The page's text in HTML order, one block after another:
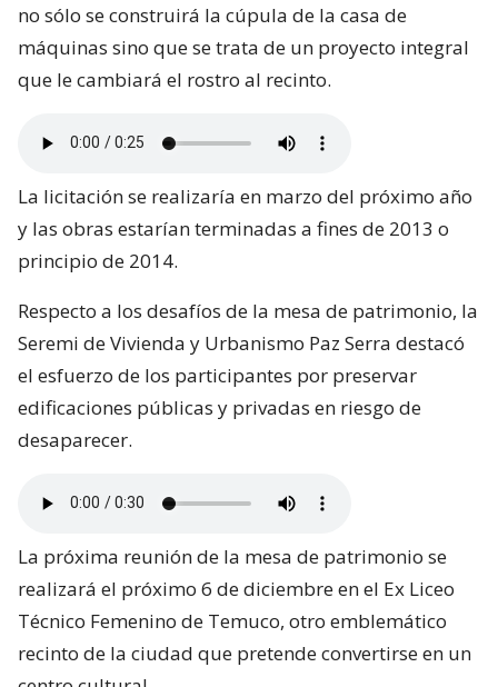
no sólo se construirá la cúpula de la casa de
máquinas sino que se trata de un proyecto integral
que le cambiará el rostro al recinto.
La licitación se realizaría en marzo del próximo año
y las obras estarían terminadas a fines de 2013 o
principio de 2014.
Respecto a los desafíos de la mesa de patrimonio, la
Seremi de Vivienda y Urbanismo Paz Serra destacó
el esfuerzo de los participantes por preservar
edificaciones públicas y privadas en riesgo de
desaparecer.
La próxima reunión de la mesa de patrimonio se
realizará el próximo 6 de diciembre en el Ex Liceo
Técnico Femenino de Temuco, otro emblemático
recinto de la ciudad que pretende convertirse en un